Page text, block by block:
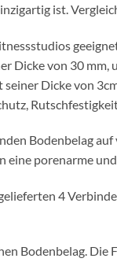
ist.
Dicke von 30
seiner Dicke von
Bodenbelag
eine porenarme
4
Bodenbelag.